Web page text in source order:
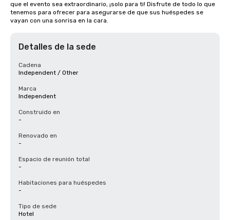
que el evento sea extraordinario, ¡solo para ti! Disfrute de todo lo que
tenemos para ofrecer para asegurarse de que sus huéspedes se
vayan con una sonrisa en la cara.
Detalles de la sede
Cadena
Independent / Other
Marca
Independent
Construido en
-
Renovado en
-
Espacio de reunión total
-
Habitaciones para huéspedes
-
Tipo de sede
Hotel